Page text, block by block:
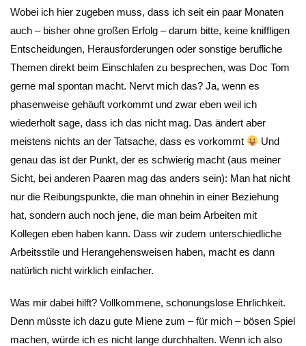
Wobei ich hier zugeben muss, dass ich seit ein paar Monaten
auch – bisher ohne großen Erfolg – darum bitte, keine kniffligen
Entscheidungen, Herausforderungen oder sonstige berufliche
Themen direkt beim Einschlafen zu besprechen, was Doc Tom
gerne mal spontan macht. Nervt mich das? Ja, wenn es
phasenweise gehäuft vorkommt und zwar eben weil ich
wiederholt sage, dass ich das nicht mag. Das ändert aber
meistens nichts an der Tatsache, dass es vorkommt
Und
genau das ist der Punkt, der es schwierig macht (aus meiner
Sicht, bei anderen Paaren mag das anders sein): Man hat nicht
nur die Reibungspunkte, die man ohnehin in einer Beziehung
hat, sondern auch noch jene, die man beim Arbeiten mit
Kollegen eben haben kann. Dass wir zudem unterschiedliche
Arbeitsstile und Herangehensweisen haben, macht es dann
natürlich nicht wirklich einfacher.
Was mir dabei hilft? Vollkommene, schonungslose Ehrlichkeit.
Denn müsste ich dazu gute Miene zum – für mich – bösen Spiel
machen, würde ich es nicht lange durchhalten. Wenn ich also